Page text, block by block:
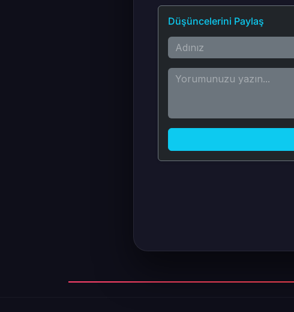
Düşüncelerini Paylaş